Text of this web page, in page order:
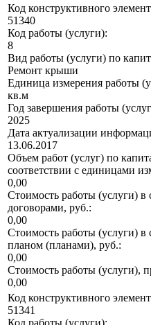
Код конструктивного
51340
Код работы (услуги):
8
Вид работы (услуги) по
Ремонт крыши
Единица измерения работы
кв.м
Год завершения работы
2025
Дата актуализации
13.06.2017
Объем работ (услуг) по
соответствии с единицами
0,00
Стоимость работы (услуги) в
договорами, руб.:
0,00
Стоимость работы (услуги)
планом (планами), руб.:
0,00
Стоимость работы (услуги),
0,00
Код конструктивного
51341